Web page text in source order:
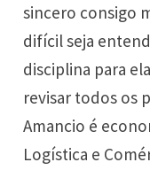
sincero consigo
difícil seja
disciplina para
revisar todos os
Amancio é
Logística e